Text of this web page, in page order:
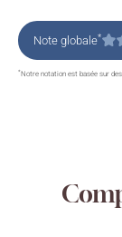
Note globale*
*Notre notation est basée sur